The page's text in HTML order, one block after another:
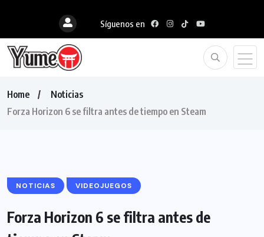
Síguenos en
Home
Noticias
Forza Horizon 6 se filtra antes de tiempo en Steam
NOTICIAS VIDEOJUEGOS
Forza Horizon 6 se filtra antes de